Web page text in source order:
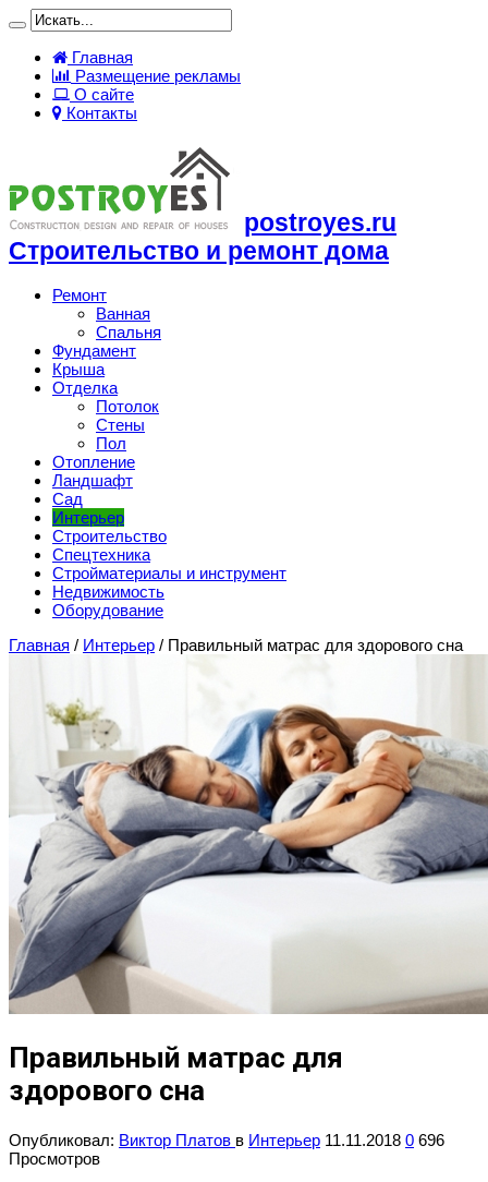
Главная
Размещение рекламы
О сайте
Контакты
postroyes.ru
Строительство и ремонт дома
Ремонт
Ванная
Спальня
Фундамент
Крыша
Отделка
Потолок
Стены
Пол
Отопление
Ландшафт
Сад
Интерьер
Строительство
Спецтехника
Стройматериалы и инструмент
Недвижимость
Оборудование
Главная / Интерьер / Правильный матрас для здорового сна
Правильный матрас для
здорового сна
Опубликовал: Виктор Платов в Интерьер 11.11.2018 0 696
Просмотров